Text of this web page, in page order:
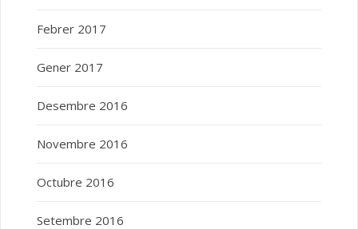
Febrer 2017
Gener 2017
Desembre 2016
Novembre 2016
Octubre 2016
Setembre 2016